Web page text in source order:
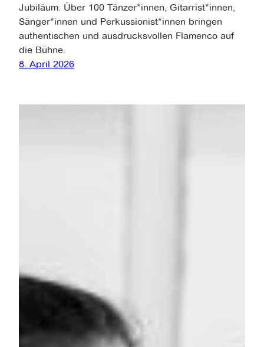
Jubiläum. Über 100 Tänzer*innen, Gitarrist*innen,
Sänger*innen und Perkussionist*innen bringen
authentischen und ausdrucksvollen Flamenco auf
die Bühne.
8. April 2026